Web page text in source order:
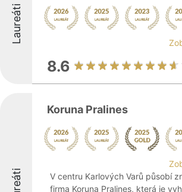
Laureáti
8.6
Koruna Pralines
V centru Karlových Varů působí
firma Koruna Pralines, která je